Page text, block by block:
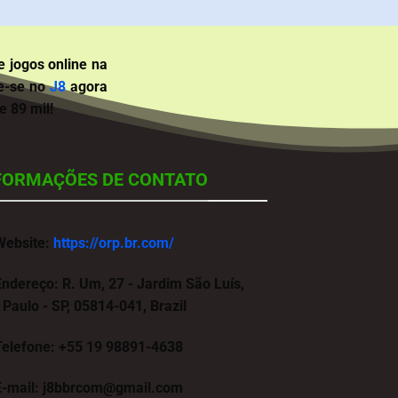
jogos online na
se noJ8agora
89 mil!
DE CONTATO
https://orp.br.com/
R. Um, 27 - Jardim São Luís,
- SP, 05814-041, Brazil
+55 19 98891-4638
mail: j8bbrcom@gmail.com